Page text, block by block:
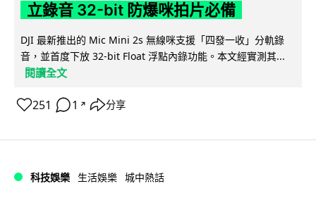
立錄音 32-bit 防爆咪拍片必備
DJI 最新推出的 Mic Mini 2s 無線咪支援「四發一收」分軌錄
音，並首度下放 32-bit Float 浮點內錄功能。本文經實測其...
閱讀全文
251 1 ↗ 分享
科技娛樂 生活娛樂 城中熱話